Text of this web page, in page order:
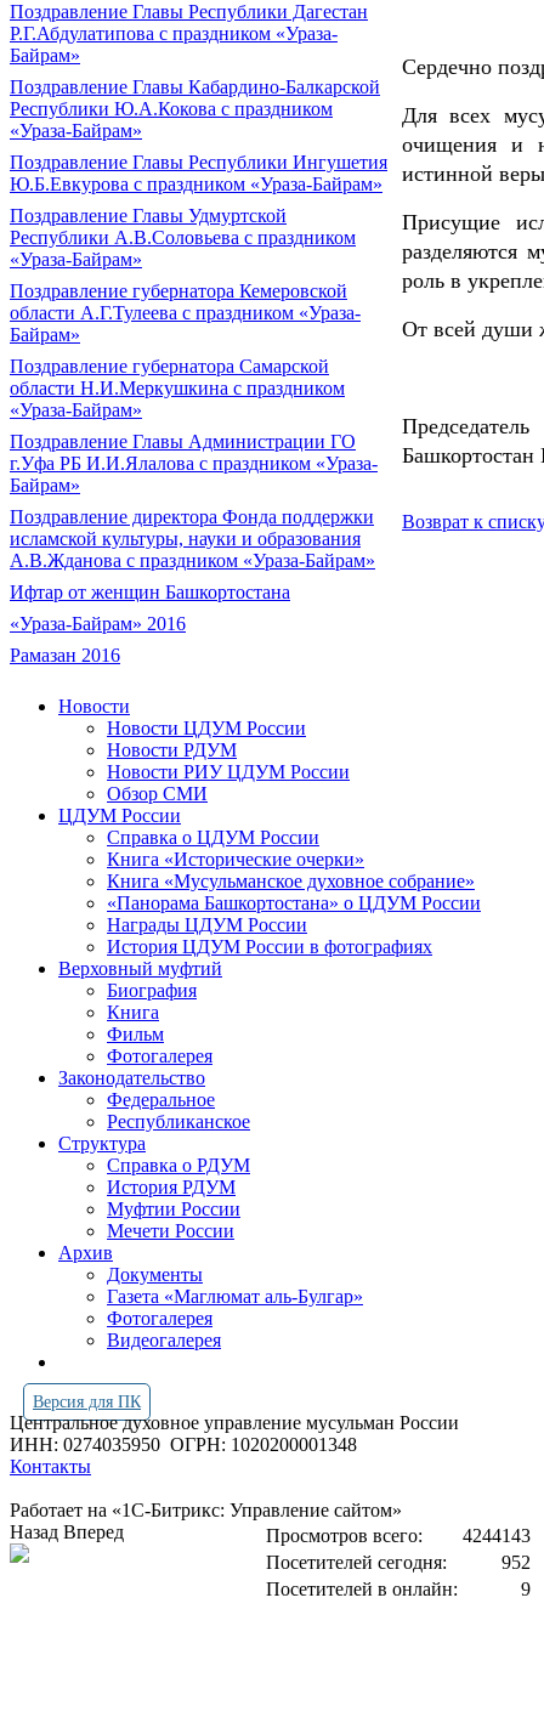
Поздравление Главы Республики Дагестан
Р.Г.Абдулатипова с праздником «Ураза-
Байрам»
Поздравление Главы Кабардино-Балкарской
Республики Ю.А.Кокова с праздником
«Ураза-Байрам»
Поздравление Главы Республики Ингушетия
Ю.Б.Евкурова с праздником «Ураза-Байрам»
Поздравление Главы Удмуртской
Республики А.В.Соловьева с праздником
«Ураза-Байрам»
Поздравление губернатора Кемеровской
области А.Г.Тулеева с праздником «Ураза-
Байрам»
Поздравление губернатора Самарской
области Н.И.Меркушкина с праздником
«Ураза-Байрам»
Поздравление Главы Администрации ГО
г.Уфа РБ И.И.Ялалова с праздником «Ураза-
Байрам»
Поздравление директора Фонда поддержки
исламской культуры, науки и образования
А.В.Жданова с праздником «Ураза-Байрам»
Ифтар от женщин Башкортостана
«Ураза-Байрам» 2016
Рамазан 2016
Сердечно
Для всех
очищения и
истинной
Присущие
разделяются
роль в
От всей души
Башкортостан
Возврат к
Новости
Новости ЦДУМ России
Новости РДУМ
Новости РИУ ЦДУМ России
Обзор СМИ
ЦДУМ России
Справка о ЦДУМ России
Книга «Исторические очерки»
Книга «Мусульманское духовное собрание»
«Панорама Башкортостана» о ЦДУМ России
Награды ЦДУМ России
История ЦДУМ России в фотографиях
Верховный муфтий
Биография
Книга
Фильм
Фотогалерея
Законодательство
Федеральное
Республиканское
Структура
Справка о РДУМ
История РДУМ
Муфтии России
Мечети России
Архив
Документы
Газета «Маглюмат аль-Булгар»
Фотогалерея
Видеогалерея
Версия для ПК
Центральное духовное управление мусульман России
ИНН: 0274035950 ОГРН: 1020200001348
Контакты
Работает на «1С-Битрикс: Управление сайтом»
Просмотров всего:
4244143
Посетителей сегодня:
952
Посетителей в онлайн:
9
Назад Вперед